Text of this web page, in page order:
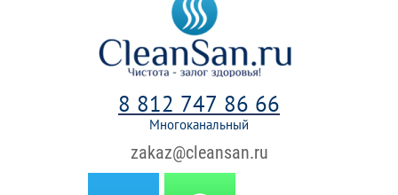
8 812 747 86 66
Многоканальный
zakaz@cleansan.ru